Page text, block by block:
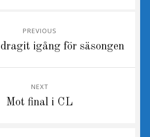
PREVIOUS
igång för säsongen
NEXT
Mot final i CL